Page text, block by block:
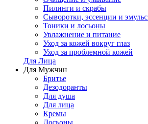
Пилинги и скрабы
Сыворотки, эссенции и
Тоники и лосьоны
Увлажнение и питание
Уход за кожей вокруг глаз
Уход за проблемной кожей
Для Лица
Для Мужчин
Бритье
Дезодоранты
Для душа
Для лица
Кремы
Лосьоны